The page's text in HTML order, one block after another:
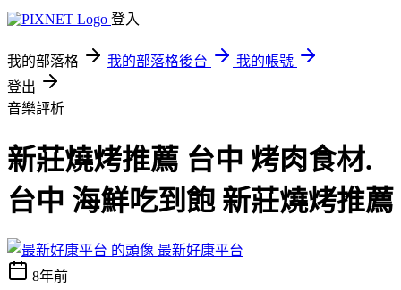
登入
我的部落格 我的部落格後台
我的帳號
登出
音樂評析
新莊燒烤推薦 台中 烤肉食材.
台中 海鮮吃到飽 新莊燒烤推薦
最新好康平台
8年前